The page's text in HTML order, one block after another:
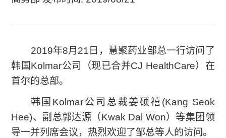
2019年8月21日，慧聚药业邹总一行访问了
韩国Kolmar公司（现已合并CJ HealthCare）在
首尔的总部。
韩国Kolmar公司总裁姜硕禧(Kang Seok
Hee)、副总郭达源（Kwak Dal Won）等集团领
导一并列席会议，热烈欢迎了邹总等人的访问。